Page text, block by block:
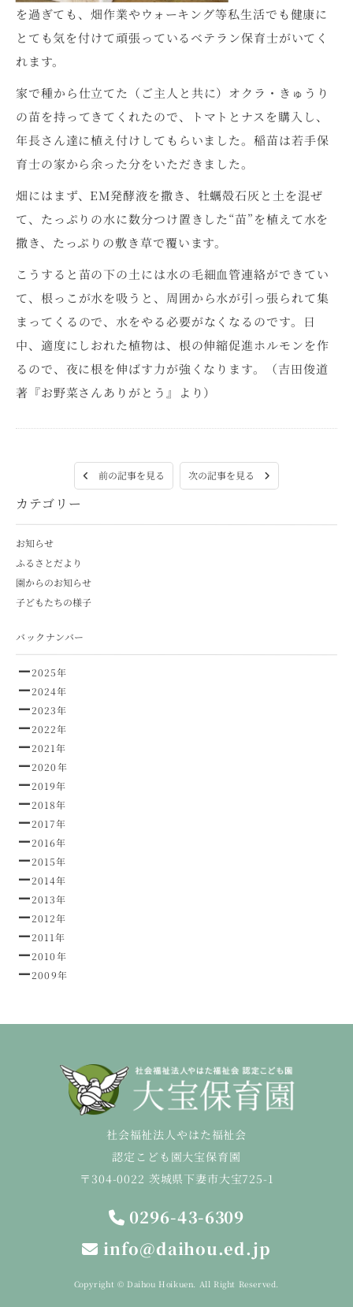
カテゴリー
お知らせ
ふるさとだより
園からのお知らせ
子どもたちの様子
バックナンバー
2025年
2024年
2023年
2022年
2021年
2020年
2019年
2018年
2017年
2016年
2015年
2014年
2013年
2012年
2011年
2010年
2009年
を過ぎても、畑作業やウォーキング等私生活でも健康に
とても気を付けて頑張っているベテラン保育士がいてく
れます。
家で種から仕立てた（ご主人と共に）オクラ・きゅうり
の苗を持ってきてくれたので、トマトとナスを購入し、
年長さん達に植え付けしてもらいました。稲苗は若手保
育士の家から余った分をいただきました。
畑にはまず、EM発酵液を撒き、牡蠣殻石灰と土を混ぜ
て、たっぷりの水に数分つけ置きした“苗”を植えて水を
撒き、たっぷりの敷き草で覆います。
こうすると苗の下の土には水の毛細血管連絡ができてい
て、根っこが水を吸うと、周囲から水が引っ張られて集
まってくるので、水をやる必要がなくなるのです。日
中、適度にしおれた植物は、根の伸縮促進ホルモンを作
るので、夜に根を伸ばす力が強くなります。（吉田俊道
著『お野菜さんありがとう』より）
前の記事を見る 次の記事を見る
社会福祉法人やはた福祉会
認定こども園大宝保育園
〒304-0022 茨城県下妻市大宝725-1
0296-43-6309
info@daihou.ed.jp
Copyright © Daihou Hoikuen. All Right Reserved.